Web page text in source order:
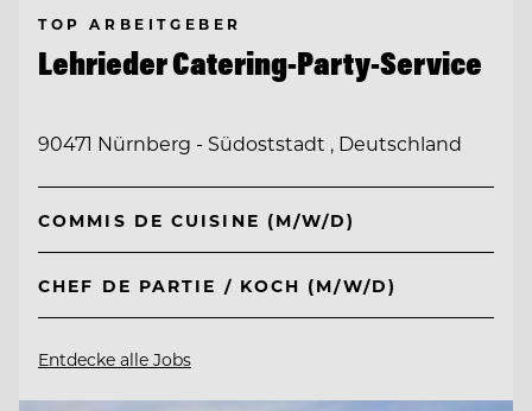
TOP ARBEITGEBER
Lehrieder Catering-Party-Service
90471 Nürnberg - Südoststadt , Deutschland
COMMIS DE CUISINE (M/W/D)
CHEF DE PARTIE / KOCH (M/W/D)
Entdecke alle Jobs